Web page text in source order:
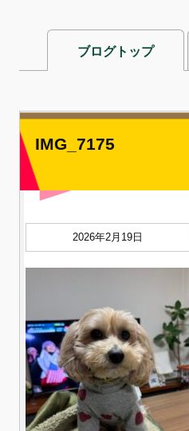
ブログトップ
IMG_7175
2026年2月19日